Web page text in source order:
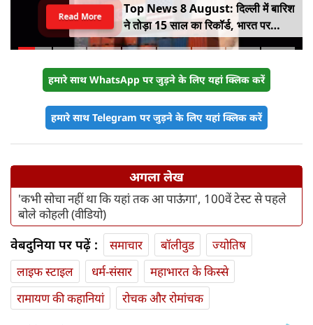
Top News 8 August: दिल्ली में बारिश
ने तोड़ा 15 साल का रिकॉर्ड, भारत पर
100% टैरिफ का खतरा; Gen Z पर कंगना
Read More
हमारे साथ WhatsApp पर जुड़ने के लिए यहां क्लिक करें
हमारे साथ Telegram पर जुड़ने के लिए यहां क्लिक करें
अगला लेख
'कभी सोचा नहीं था कि यहां तक आ पाऊंगा', 100वें टेस्ट से पहले
बोले कोहली (वीडियो)
वेबदुनिया पर पढ़ें : समाचार बॉलीवुड
ज्योतिष
लाइफ स्‍टाइल
धर्म-संसार
महाभारत के किस्से
रामायण की कहानियां
रोचक और रोमांचक